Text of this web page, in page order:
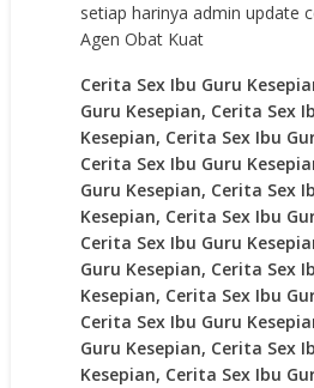
setiap harinya admin update
Agen Obat Kuat
Cerita Sex Ibu Guru
Guru Kesepian, Cerita Sex
Kesepian, Cerita Sex Ibu
Cerita Sex Ibu Guru
Guru Kesepian, Cerita Sex
Kesepian, Cerita Sex Ibu
Cerita Sex Ibu Guru
Guru Kesepian, Cerita Sex
Kesepian, Cerita Sex Ibu
Cerita Sex Ibu Guru
Guru Kesepian, Cerita Sex
Kesepian, Cerita Sex Ibu